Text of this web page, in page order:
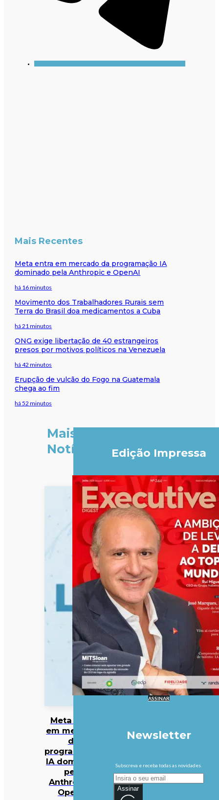
Mais Recentes
Meta entra em mercado da programação IA
dominado pela Anthropic e OpenAI
há 16 minutos
Movimento dos Trabalhadores Rurais sem
Terra do Brasil doa medicamentos a Cuba
há 21 minutos
ONG exige libertação de 40 estrangeiros
presos por motivos políticos na Venezuela
há 42 minutos
Erupção de vulcão do Fogo na Guatemala
chega ao fim
há 52 minutos
Mais
Notícias
Meta entra
em mercado
da
programação
IA dominado
pela
Anthropic e
OpenAI
Edição Impressa
ASSINAR
Newsletter
Subscreva e receba todas as novidades.
Assinar